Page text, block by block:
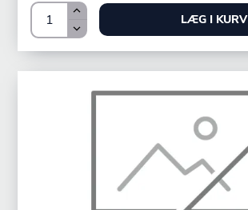
LÆG I KURV